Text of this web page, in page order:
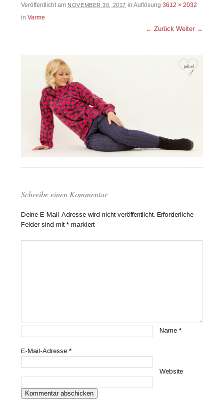
Veröffentlicht am NOVEMBER 30, 2017 in Auflösung 3612 × 2032
inVarme
← Zurück Weiter →
Schreibe einen Kommentar
Deine E-Mail-Adresse wird nicht veröffentlicht. Erforderliche
Felder sind mit* markiert
Name*
E-Mail-Adresse*
Website